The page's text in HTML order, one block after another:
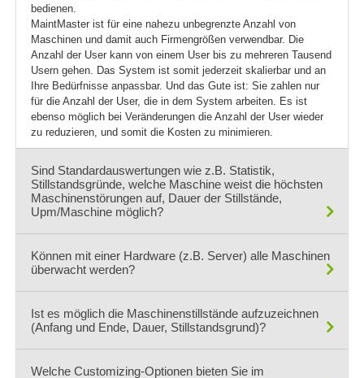
bedienen.
MaintMaster ist für eine nahezu unbegrenzte Anzahl von
Maschinen und damit auch Firmengrößen verwendbar. Die
Anzahl der User kann von einem User bis zu mehreren Tausend
Usern gehen. Das System ist somit jederzeit skalierbar und an
Ihre Bedürfnisse anpassbar. Und das Gute ist: Sie zahlen nur
für die Anzahl der User, die in dem System arbeiten. Es ist
ebenso möglich bei Veränderungen die Anzahl der User wieder
zu reduzieren, und somit die Kosten zu minimieren.
Sind Standardauswertungen wie z.B. Statistik,
Stillstandsgründe, welche Maschine weist die höchsten
Maschinenstörungen auf, Dauer der Stillstände,
Upm/Maschine möglich?
Ja, das ist möglich. Wie schon in anderen Fragen beantwortet,
ist es einfach und von Ihnen selbst möglich jegliche Art von
Informationen aus dem System zu generieren und deren
Darstellungsweise selbst zu gestalten.
Können mit einer Hardware (z.B. Server) alle Maschinen
überwacht werden?
Ja, das System benötigt keine Server in Ihrem Haus. Es ist ein
Cloudsystem und ist somit von jeder Stelle aus einsehbar. Alles
Smartphone und Tablet mobil bleiben.
Ist es möglich die Maschinenstillstände aufzuzeichnen
(Anfang und Ende, Dauer, Stillstandsgrund)?
Ja, das ist möglich.
Welche Customizing-Optionen bieten Sie im